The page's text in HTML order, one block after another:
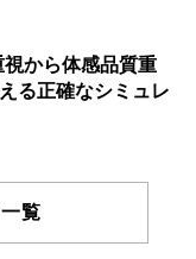
から体感品質重
る正確なシミュレ
覧